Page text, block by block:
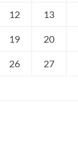
12 13
19 20
26 27